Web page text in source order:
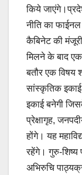
किये
नीति का
कैबिनेट की
मिलने के बाद
बतौर एक विषय
सांस्कृतिक
इकाई बनेगी
प्रेक्षागृह,
होंगे। यह
रहेंगे। गुरु-शिष्य
अभिरुचि